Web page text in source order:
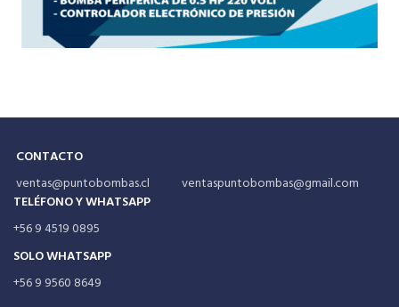
CONTACTO
ventas@puntobombas.cl ventaspuntobombas@gmail.com
TELÉFONO Y WHATSAPP
+56 9 4519 0895
SOLO WHATSAPP
+56 9 9560 8649